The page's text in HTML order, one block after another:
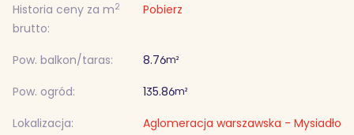
Historia ceny za m2
brutto:
Pobierz
Pow. balkon/taras: 8.76m²
Pow. ogród: 135.86m²
Lokalizacja:
Aglomeracja warszawska - Mysiadło